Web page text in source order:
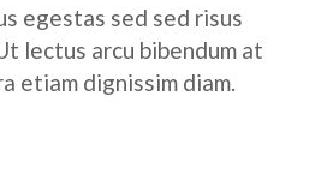
egestas sed sed risus
lectus arcu bibendum at
etiam dignissim diam.